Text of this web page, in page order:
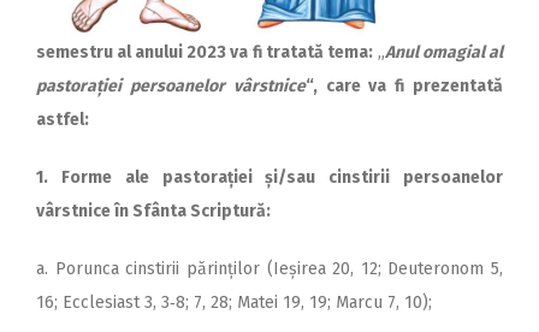
semestru al anului 2023 va fi tratată tema:„Anul omagial al
pastorației persoanelor vârstnice“, care va fi prezentată
astfel:
1. Forme ale pas­to­rației și/sau cinstirii per­soanelor
vârstnice în Sfân­ta Scriptură:
a. Porunca cinstirii pă­rinților (Ieșirea 20, 12; Deuteronom 5,
16; Ecclesiast 3, 3‑8; 7, 28; Matei 19, 19; Marcu 7, 10);